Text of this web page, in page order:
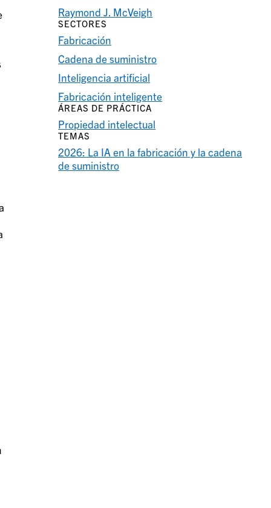
Raymond J. McVeigh
SECTORES
Fabricación
Cadena de suministro
Inteligencia artificial
Fabricación inteligente
ÁREAS DE PRÁCTICA
Propiedad intelectual
TEMAS
2026: La IA en la fabricación y la cadena
de suministro